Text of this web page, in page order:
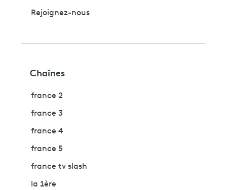
Rejoignez-nous
Chaînes
france 2
france 3
france 4
france 5
france tv slash
la 1ère